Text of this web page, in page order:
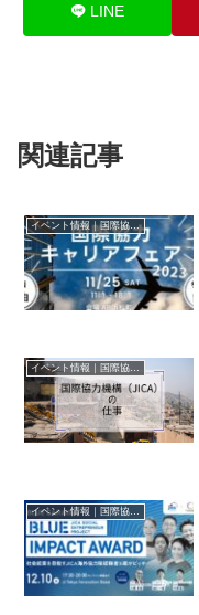
LINE
関連記事
イベント情報｜国際協力に関するイベント・セミナー・インターン情報
イベント情報｜国際協力に関するイベント・セミナー・インターン情報